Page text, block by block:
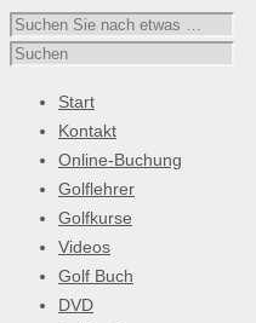
Start
Kontakt
Online-Buchung
Golflehrer
Golfkurse
Videos
Golf Buch
DVD